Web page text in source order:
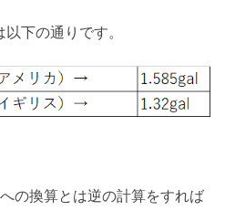
下の通りです。
の換算とは逆の計算をすれば